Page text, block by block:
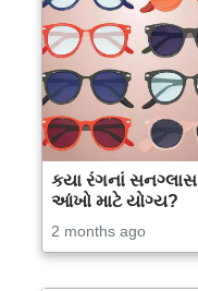
કયા રંગનાં સનગ્લાસ
આંખો માટે યોગ્ય?
2 months ago